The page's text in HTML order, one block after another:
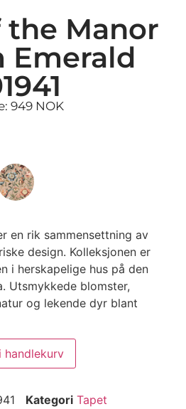
the Manor
Emerald
949 NOK
en rik sammensettning av
design. Kolleksjonen er
i herskapelige hus på den
Utsmykkede blomster,
og lekende dyr blant
handlekurv
Kategori Tapet